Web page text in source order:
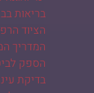
בריאות
הציוד
המדריך
הספק
בדיקת